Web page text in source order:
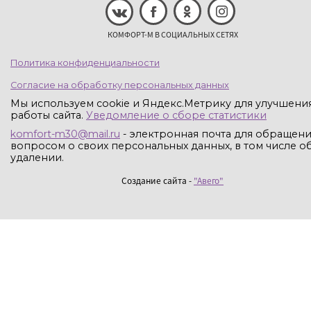
КОМФОРТ-М В СОЦИАЛЬНЫХ СЕТЯХ
Политика конфиденциальности
Согласие на обработку персональных данных
Мы используем cookie и Яндекс.Метрику для
работы сайта. Уведомление о сборе статистики
komfort-m30@mail.ru - электронная почта для
вопросом о своих персональных данных, в том числе
удалении.
Создание сайта - "Авего"